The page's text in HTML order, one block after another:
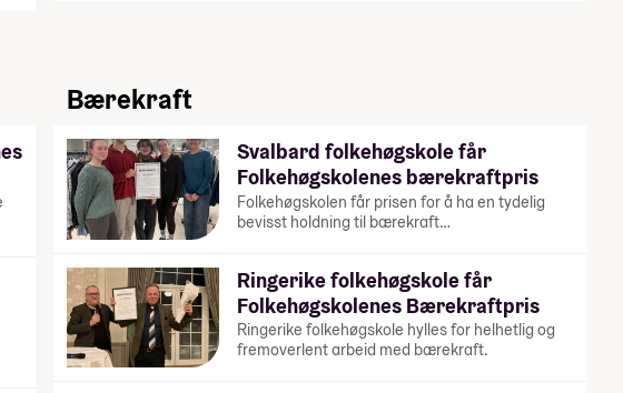
Bærekraft
Svalbard folkehøgskole får
Folkehøgskolenes bærekraftpris
Folkehøgskolen får prisen for å ha en tydelig
bevisst holdning til bærekraft…
Ringerike folkehøgskole får
Folkehøgskolenes Bærekraftpris
Ringerike folkehøgskole hylles for helhetlig og
fremoverlent arbeid med bærekraft.